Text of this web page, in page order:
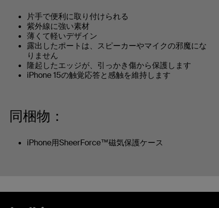
片手で便利に取り付けられる
紫外線に強い素材
薄くて軽いデザイン
露出したポートは、スピーカーやマイクの邪魔にな
りません
隆起したエッジが、引っかき傷から保護します
iPhone 15の触覚応答と感触を維持します
同梱物：
iPhone用SheerForce™磁気保護ケース